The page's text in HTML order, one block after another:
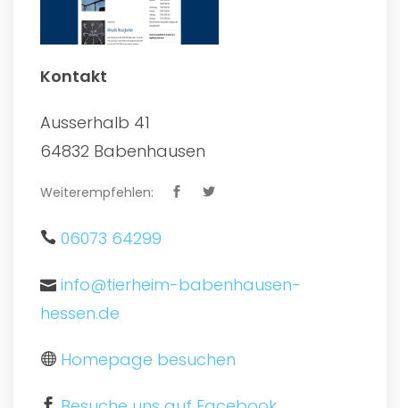
Kontakt
Ausserhalb 41
64832 Babenhausen
Weiterempfehlen:
06073 64299
info@tierheim-babenhausen-
hessen.de
Homepage besuchen